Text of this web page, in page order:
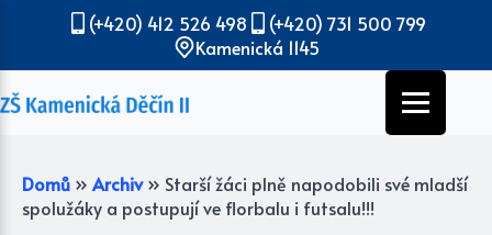
(+420) 412 526 498
(+420) 731 500 799
Kamenická 1145
Domů » Archiv » Starší žáci plně napodobili své mladší
spolužáky a postupují ve florbalu i futsalu!!!